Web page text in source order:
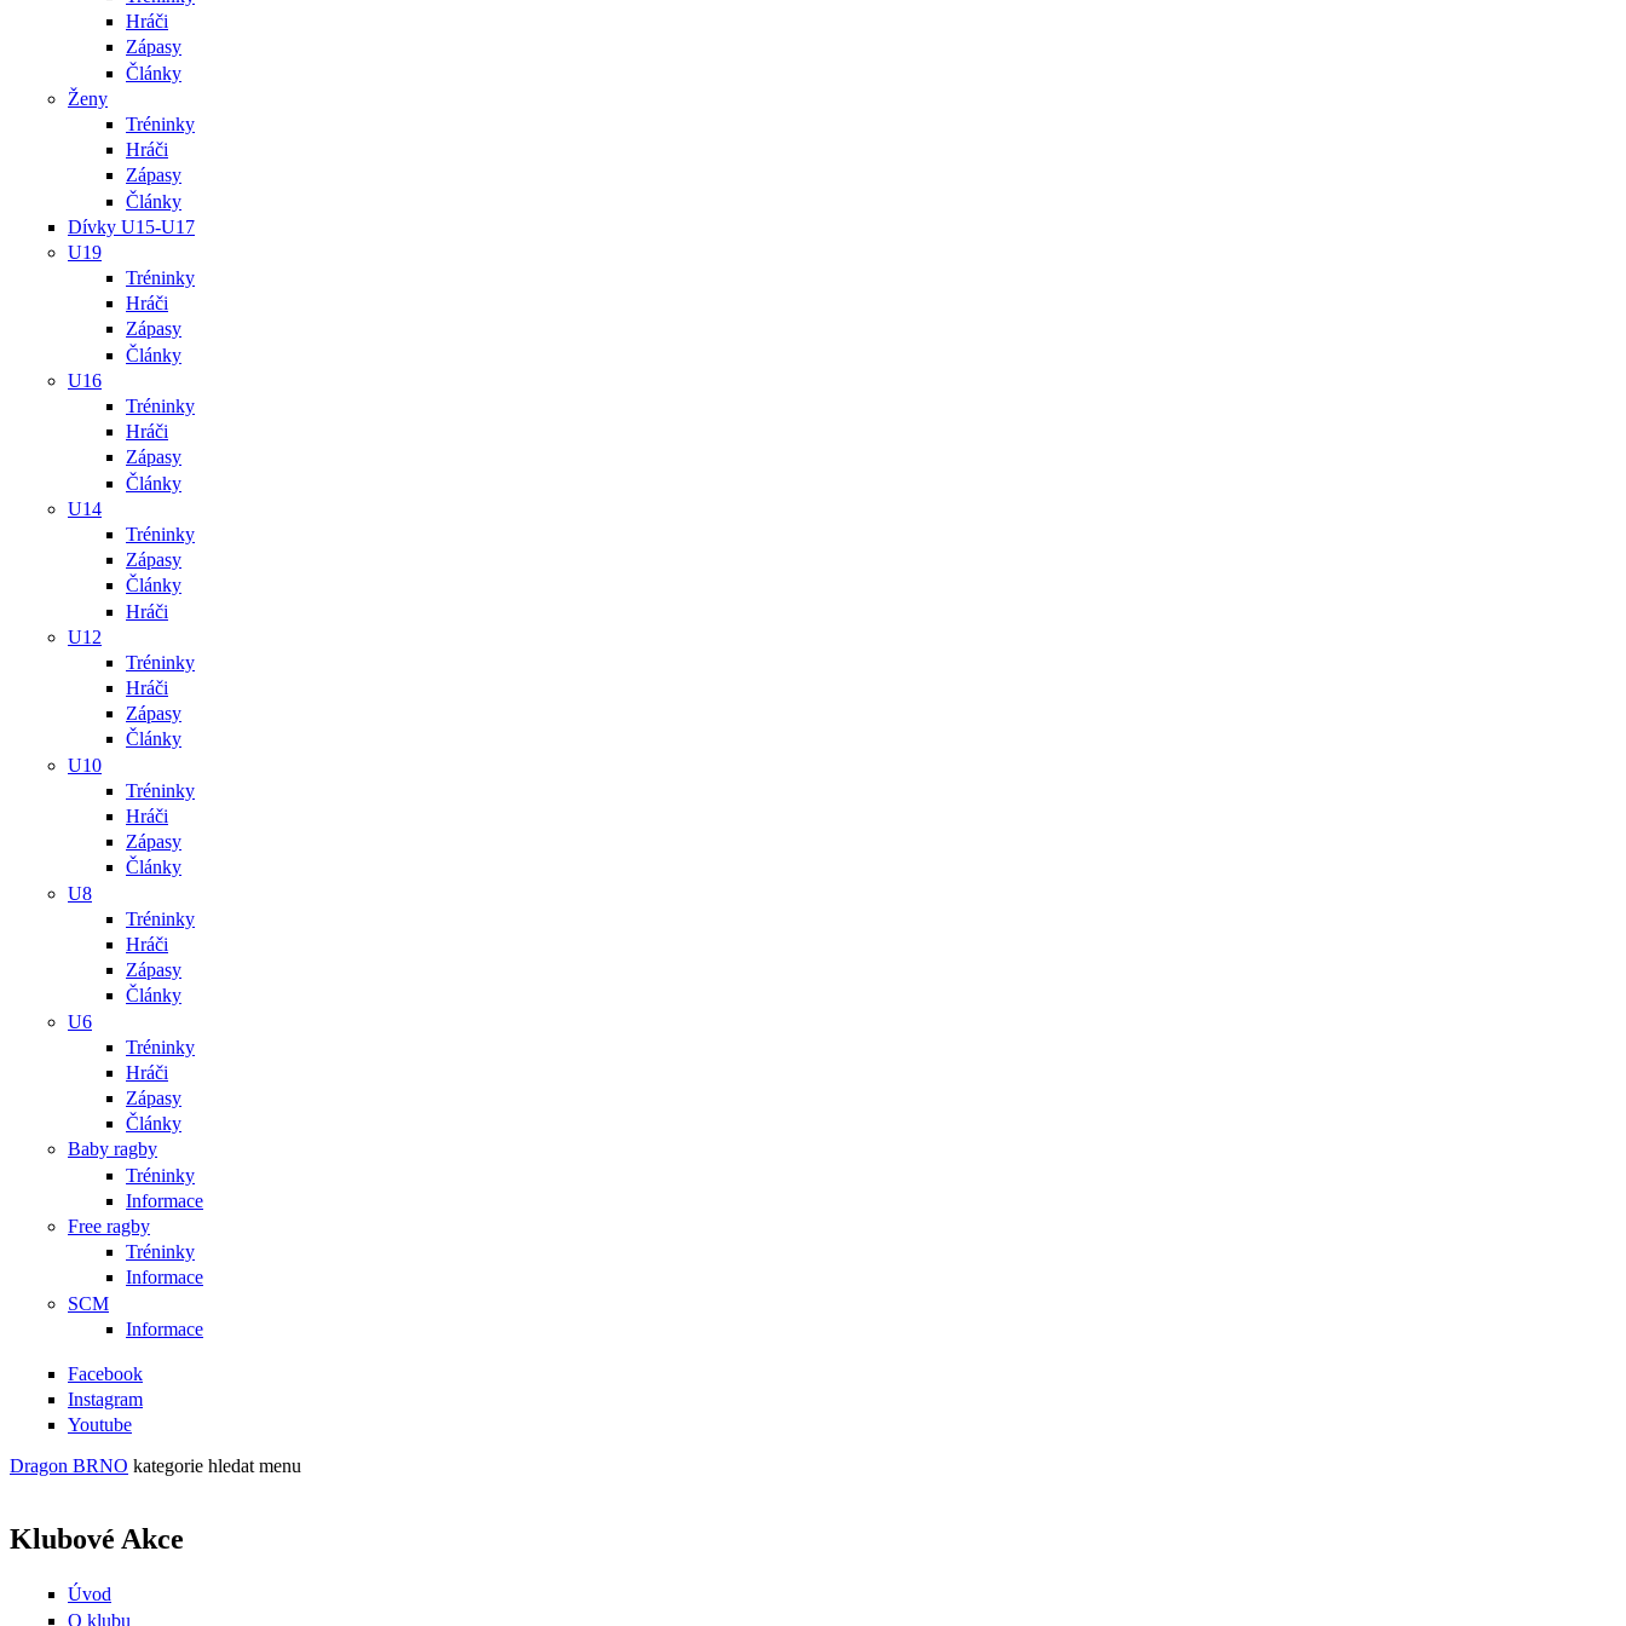
Hráči
Zápasy
Články
Ženy
Tréninky
Hráči
Zápasy
Články
Dívky U15-U17
U19
Tréninky
Hráči
Zápasy
Články
U16
Tréninky
Hráči
Zápasy
Články
U14
Tréninky
Zápasy
Články
Hráči
U12
Tréninky
Hráči
Zápasy
Články
U10
Tréninky
Hráči
Zápasy
Články
U8
Tréninky
Hráči
Zápasy
Články
U6
Tréninky
Hráči
Zápasy
Články
Baby ragby
Tréninky
Informace
Free ragby
Tréninky
Informace
SCM
Informace
Facebook
Instagram
Youtube
Dragon BRNO kategorie hledat menu
Klubové Akce
Úvod
O klubu